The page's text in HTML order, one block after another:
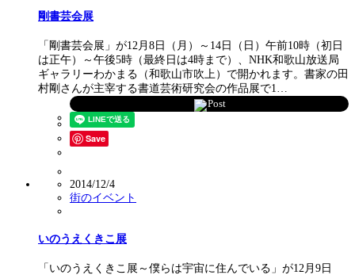
剛書芸会展
「剛書芸会展」が12月8日（月）～14日（日）午前10時（初日
は正午）～午後5時（最終日は4時まで）、NHK和歌山放送局
ギャラリーわかまる（和歌山市吹上）で開かれます。書家の田
村剛さんが主宰する書道芸術研究会の作品展で1…
Post
Save
2014/12/4
街のイベント
いのうえくきこ展
「いのうえくきこ展～僕らは宇宙に住んでいる」が12月9日